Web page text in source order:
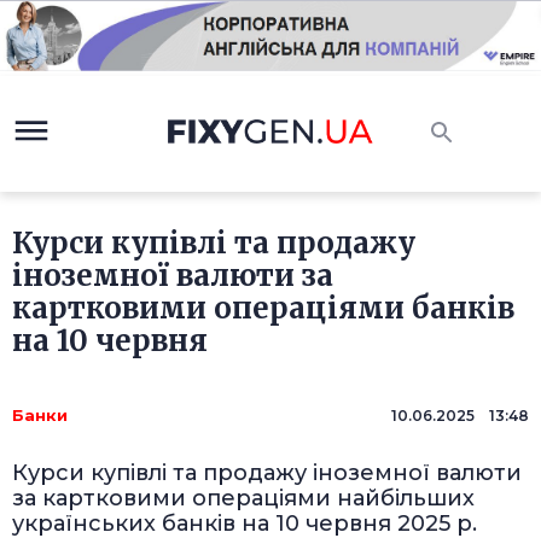
Курси купівлі та продажу
іноземної валюти за
картковими операціями банків
на 10 червня
Банки 10.06.2025 13:48
Курси купівлі та продажу іноземної валюти
за картковими операціями найбільших
українських банків на 10 червня 2025 р.